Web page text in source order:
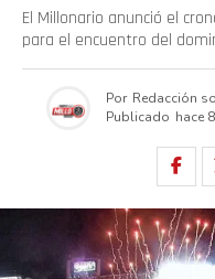
El Millonario anunció el
para el encuentro del
Por Redacción
Publicado hace